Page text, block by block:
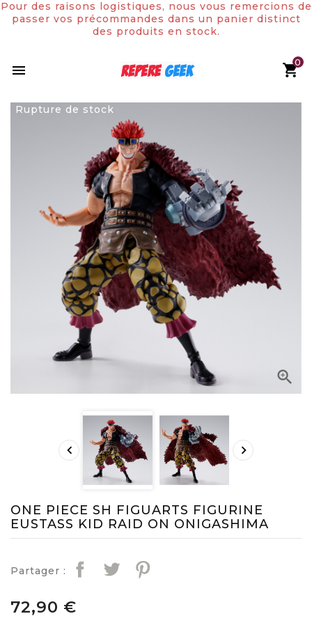

Pour des raisons logistiques, nous vous remercions de
passer vos précommandes dans un panier distinct
des produits en stock.
0
Rupture de stock

 
ONE PIECE SH FIGUARTS FIGURINE
EUSTASS KID RAID ON ONIGASHIMA
Partager :
72,90 €